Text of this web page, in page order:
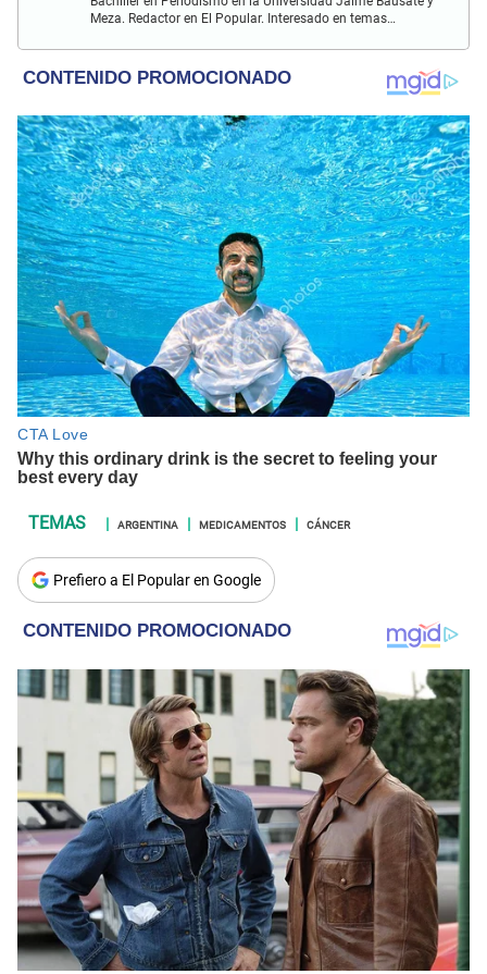
Meza. Redactor en El Popular. Interesado en temas
internacional, trucos caseros y educación.
ARGENTINA MEDICAMENTOS CÁNCER
Prefiero a El Popular en Google